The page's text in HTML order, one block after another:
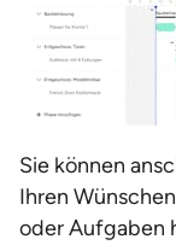
Sie können
Ihren
oder Aufgaben